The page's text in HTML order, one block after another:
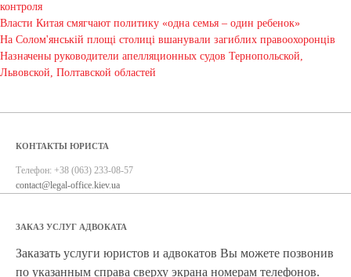
контроля
Власти Китая смягчают политику «одна семья – один ребенок»
На Солом'янській площі столиці вшанували загиблих правоохоронців
Назначены руководители апелляционных судов Тернопольской,
Львовской, Полтавской областей
КОНТАКТЫ ЮРИСТА
Телефон: +38 (063) 233-08-57
contact@legal-office.kiev.ua
ЗАКАЗ УСЛУГ АДВОКАТА
Заказать услуги юристов и адвокатов Вы можете позвонив
по указанным справа сверху экрана номерам телефонов.